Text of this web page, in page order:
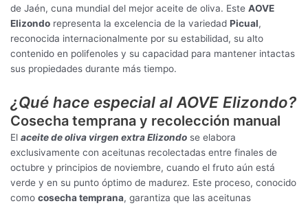
de Jaén, cuna mundial del mejor aceite de oliva. Este AOVE
Elizondo representa la excelencia de la variedad Picual,
reconocida internacionalmente por su estabilidad, su alto
contenido en polifenoles y su capacidad para mantener intactas
sus propiedades durante más tiempo.
¿Qué hace especial al AOVE Elizondo?
Cosecha temprana y recolección manual
El aceite de oliva virgen extra Elizondo se elabora
exclusivamente con aceitunas recolectadas entre finales de
octubre y principios de noviembre, cuando el fruto aún está
verde y en su punto óptimo de madurez. Este proceso, conocido
como cosecha temprana, garantiza que las aceitunas